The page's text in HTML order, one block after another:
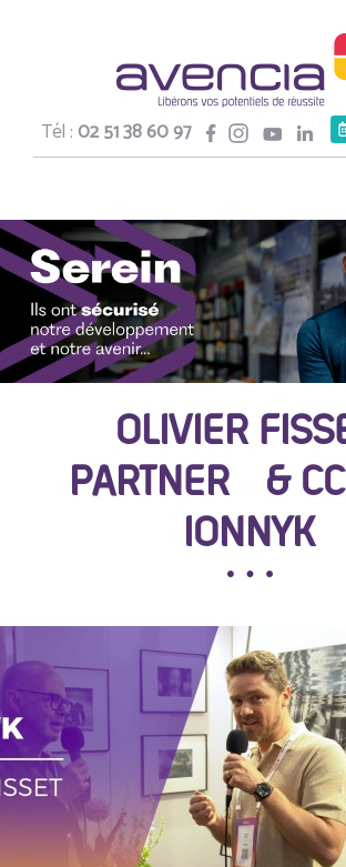
Tél :02 51 38 60 97
OLIVIER
PARTNER &
IONNYK